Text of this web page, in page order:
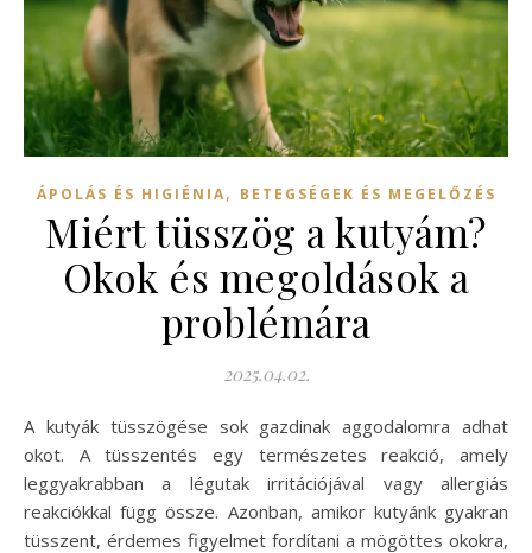
ÁPOLÁS ÉS HIGIÉNIA, BETEGSÉGEK ÉS MEGELŐZÉS
Miért tüsszög a kutyám?
Okok és megoldások a
problémára
2025.04.02.
A kutyák tüsszögése sok gazdinak aggodalomra adhat
okot. A tüsszentés egy természetes reakció, amely
leggyakrabban a légutak irritációjával vagy allergiás
reakciókkal függ össze. Azonban, amikor kutyánk gyakran
tüsszent, érdemes figyelmet fordítani a mögöttes okokra,